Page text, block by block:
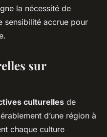
la nécessité de
sensibilité accrue pour
sur
culturelles de
d’une région à
chaque culture